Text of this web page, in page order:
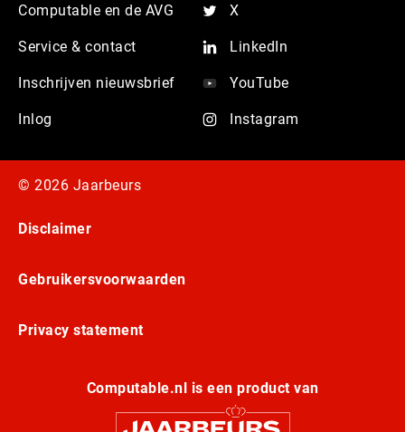
Computable en de AVG
Service & contact
Inschrijven nieuwsbrief
Inlog
X
LinkedIn
YouTube
Instagram
© 2026 Jaarbeurs
Disclaimer
Gebruikersvoorwaarden
Privacy statement
Computable.nl is een product van